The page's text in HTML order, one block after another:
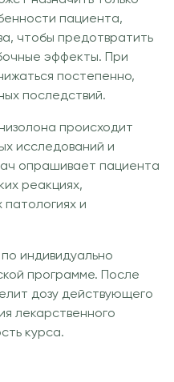
пациента,
чтобы предотвратить
эффекты. При
постепенно,
последствий.
происходит
исследований и
опрашивает пациента
реакциях,
и
индивидуально
программе. После
дозу действующего
лекарственного
курса.